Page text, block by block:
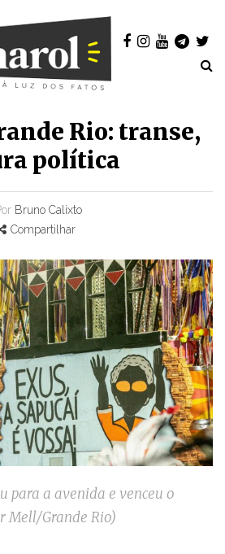
Rio: transe,
política
Bruno Calixto
Compartilhar
para a avenida e venceu o
Mell/Grande Rio)